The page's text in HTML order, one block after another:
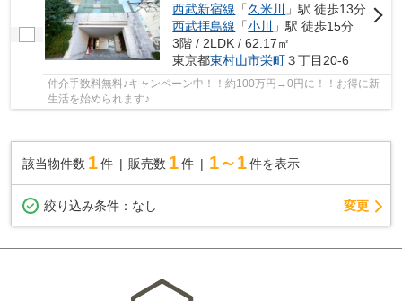
西武新宿線 「久米川
」駅 徒歩13分
西武拝島線 「小川
」駅 徒歩15分
3階 / 2LDK / 62.17㎡
東京都東村山市栄町３丁目20-6
仲介手数料無料♪キャンペーン中！！約100万円→0円に！！お得に新
生活を始められます♪
該当物件数 1件 販売数 1 件 1～1 件を表示
絞り込み条件： なし 変更